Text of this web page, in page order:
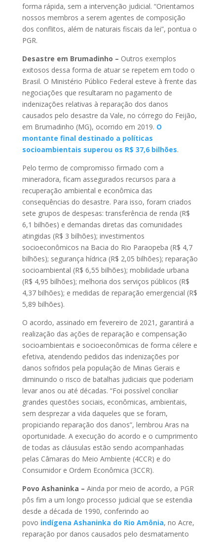
forma rápida, sem a intervenção judicial. “Orientamos
nossos membros a serem agentes de composição
dos conflitos, além de naturais fiscais da lei”, pontua o
PGR.
Desastre em Brumadinho – Outros exemplos
exitosos dessa forma de atuar se repetem em todo o
Brasil. O Ministério Público Federal esteve à frente das
negociações que resultaram no pagamento de
indenizações relativas à reparação dos danos
causados pelo desastre da Vale, no córrego do Feijão,
em Brumadinho (MG), ocorrido em 2019. O
montante final destinado a políticas
socioambientais superou os R$ 37,6 bilhões.
Pelo termo de compromisso firmado com a
mineradora, ficam assegurados recursos para a
recuperação ambiental e econômica das
consequências do desastre. Para isso, foram criados
sete grupos de despesas: transferência de renda (R$
6,1 bilhões) e demandas diretas das comunidades
atingidas (R$ 3 bilhões); investimentos
socioeconômicos na Bacia do Rio Paraopeba (R$ 4,7
bilhões); segurança hídrica (R$ 2,05 bilhões); reparação
socioambiental (R$ 6,55 bilhões); mobilidade urbana
(R$ 4,95 bilhões); melhoria dos serviços públicos (R$
4,37 bilhões); e medidas de reparação emergencial (R$
5,89 bilhões).
O acordo, assinado em fevereiro de 2021, garantirá a
realização das ações de reparação e compensação
socioambientais e socioeconômicas de forma célere e
efetiva, atendendo pedidos das indenizações por
danos sofridos pela população de Minas Gerais e
diminuindo o risco de batalhas judiciais que poderiam
levar anos ou até décadas. “Foi possível conciliar
grandes questões sociais, econômicas, ambientais,
sem desprezar a vida daqueles que se foram,
propiciando reparação dos danos”, lembrou Aras na
oportunidade. A execução do acordo e o cumprimento
de todas as cláusulas estão sendo acompanhadas
pelas Câmaras do Meio Ambiente (4CCR) e do
Consumidor e Ordem Econômica (3CCR).
Povo Ashaninka – Ainda por meio de acordo, a PGR
pôs fim a um longo processo judicial que se estendia
desde a década de 1990, conferindo ao
povo indígena Ashaninka do Rio Amônia, no Acre,
reparação por danos causados pelo desmatamento